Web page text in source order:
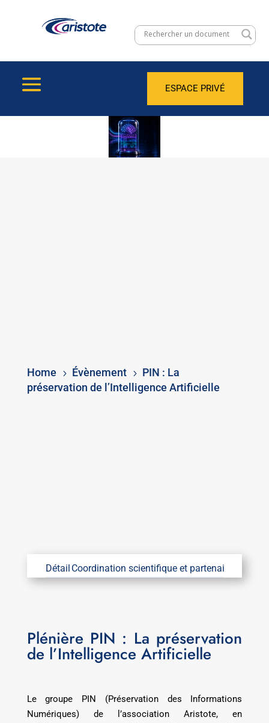
ESPACE PRIVÉ
Home 5 Évènement 5 PIN : La
préservation de l’Intelligence Artificielle
Détail Coordination scientifique et partenaires
Plénière PIN : La préservation
de l’Intelligence Artificielle
Le groupe PIN (Préservation des Informations
Numériques) de l’association Aristote, en